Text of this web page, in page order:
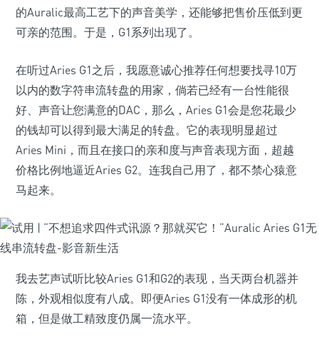
的Auralic最高工艺下的声音美学，还能够把售价压低到更
可亲的范围。于是，G1系列出现了。
在听过Aries G1之后，我愿意诚心推荐任何想要找寻10万
以内的数字符串流转盘的用家，倘若已经有一台性能很
好、声音让您满意的DAC，那么，Aries G1会是您花最少
的钱却可以得到最大满足的转盘。它的表现明显超过
Aries Mini，而且在接口的亲和度与声音表现方面，超越
价格比例地逼近Aries G2。连我自己用了，都不禁心猿意
马起来。
我去艺声试听比较Aries G1和G2的表现，当天两台机器并
陈，外观相似度有八成。即便Aries G1没有一体成形的机
箱，但是做工精致度仍属一流水平。